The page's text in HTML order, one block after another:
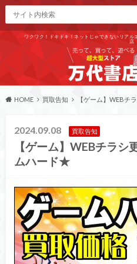
ワクワク！ドキドキ！ネットじゃできないリア
店
HOME 買取告知 【ゲーム】WEB
2024.09.08 買取告知
【ゲーム】WEBチラ
ムハード★